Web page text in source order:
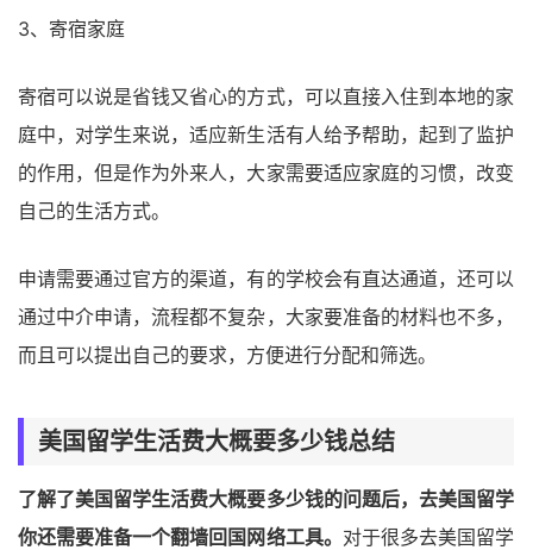
3、寄宿家庭
寄宿可以说是省钱又省心的方式，可以直接入住到本地的家
庭中，对学生来说，适应新生活有人给予帮助，起到了监护
的作用，但是作为外来人，大家需要适应家庭的习惯，改变
自己的生活方式。
申请需要通过官方的渠道，有的学校会有直达通道，还可以
通过中介申请，流程都不复杂，大家要准备的材料也不多，
而且可以提出自己的要求，方便进行分配和筛选。
美国留学生活费大概要多少钱总结
了解了美国留学生活费大概要多少钱的问题后，去美国留学
你还需要准备一个翻墙回国网络工具。 对于很多去美国留学